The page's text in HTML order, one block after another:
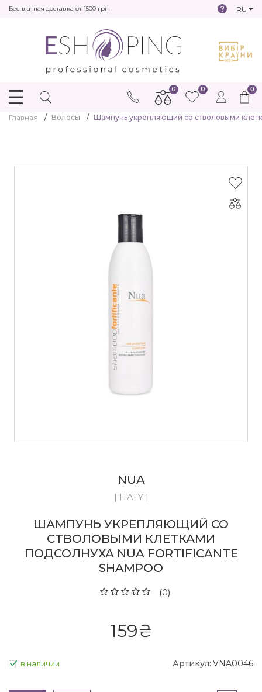
Бесплатная доставка от 1500 грн RU
0
0 0
Главная Волосы Шампунь укрепляющий со стволовыми
NUA
| ITALY |
ШАМПУНЬ УКРЕПЛЯЮЩИЙ СО
СТВОЛОВЫМИ КЛЕТКАМИ
ПОДСОЛНУХА NUA FORTIFICANTE
SHAMPOO
(0)
159₴
в наличии Артикул: VNA0046